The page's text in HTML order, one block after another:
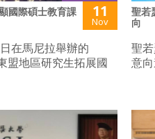
國際碩士教育課
11
Nov
在馬尼拉舉辦的
盟地區研究生拓展國
聖若
向
聖
意